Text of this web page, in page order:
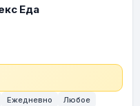
Еда
Ежедневно Любое